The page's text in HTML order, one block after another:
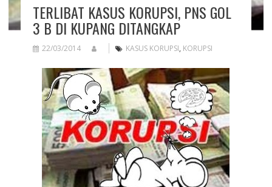
TERLIBAT KASUS KORUPSI, PNS GOL
3 B DI KUPANG DITANGKAP
22/03/2014 KASUS KORUPSI, KORUPSI